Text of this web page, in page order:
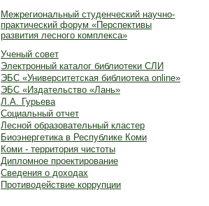
Межрегиональный студенческий научно-
практический форум «Перспективы
развития лесного комплекса»
Ученый совет
Электронный каталог библиотеки СЛИ
ЭБС «Университетская библиотека online»
ЭБС «Издательство «Лань»
Л.А. Гурьева
Социальный отчет
Лесной образовательный кластер
Биоэнергетика в Республике Коми
Коми - территория чистоты
Дипломное проектирование
Сведения о доходах
Противодействие коррупции